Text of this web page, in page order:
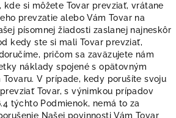
kde si môžete Tovar prevziať, vrátane
prevzatie alebo Vám Tovar na
písomnej žiadosti zaslanej najneskôr
kedy ste si mali Tovar prevziať,
pričom sa zaväzujete nám
náklady spojené s opätovným
Tovaru. V prípade, kedy porušíte svoju
Tovar, s výnimkou prípadov
týchto Podmienok, nemá to za
Našej povinnosti Vám Tovar